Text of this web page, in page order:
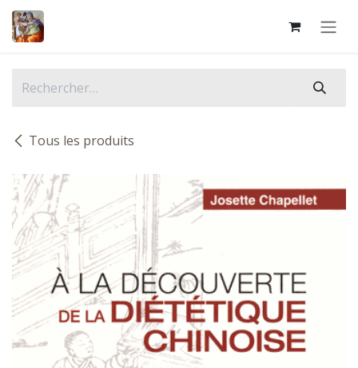
Se rendre au contenu
Tous les produits